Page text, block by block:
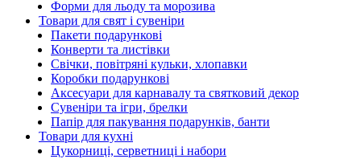
Форми для льоду та морозива
Товари для свят і сувеніри
Пакети подарункові
Конверти та листівки
Свічки, повітряні кульки, хлопавки
Коробки подарункові
Аксесуари для карнавалу та святковий декор
Сувеніри та ігри, брелки
Папір для пакування подарунків, банти
Товари для кухні
Цукорниці, серветниці і набори